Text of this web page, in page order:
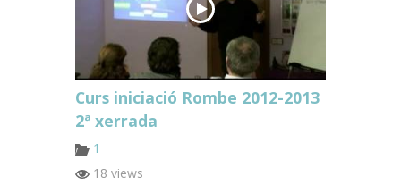
Curs iniciació Rombe 2012-2013
2ª xerrada
1
18 views